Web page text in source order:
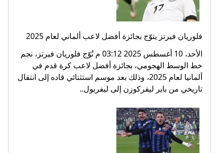
فلوريان فيرتز يتوّج بجائزة أفضل لاعب ألماني لعام 2025
الأحد، 10 أغسطس 2025 03:12 م تُوّج فلوريان فيرتز، نجم
خط الوسط الهجومي، بجائزة أفضل لاعب كرة قدم في
ألمانيا لعام 2025، وذلك بعد موسم استثنائي قاده إلى انتقال
تاريخي من باير ليفركوزن إلى ليفربول..